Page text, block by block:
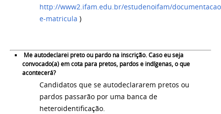
http://www2.ifam.edu.br/estudenoifam/
e-matricula )
Meautodeclarei preto ou pardo na inscrição. Caso eu seja
convocado(a) em cota para pretos, pardos e indígenas,o que
acontecerá?
Candidatos que se autodeclararem pretos ou
pardos passarão por uma banca de
heteroidentificação.